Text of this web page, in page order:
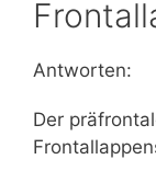
Antworten:
Der